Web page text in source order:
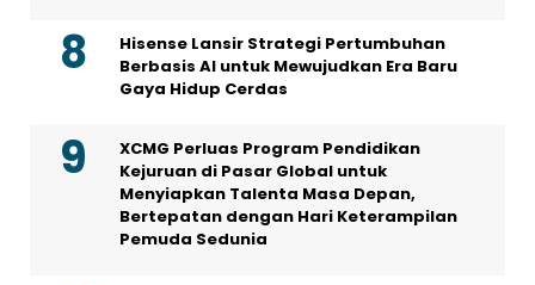
Hisense Lansir Strategi Pertumbuhan
Berbasis AI untuk Mewujudkan Era Baru
Gaya Hidup Cerdas
XCMG Perluas Program Pendidikan
Kejuruan di Pasar Global untuk
Menyiapkan Talenta Masa Depan,
Bertepatan dengan Hari Keterampilan
Pemuda Sedunia